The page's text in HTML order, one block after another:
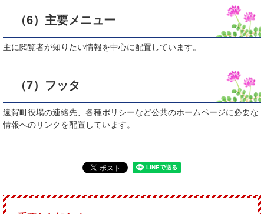
（6）主要メニュー
主に閲覧者が知りたい情報を中心に配置しています。
（7）フッタ
遠賀町役場の連絡先、各種ポリシーなど公共のホームページに必要な
情報へのリンクを配置しています。